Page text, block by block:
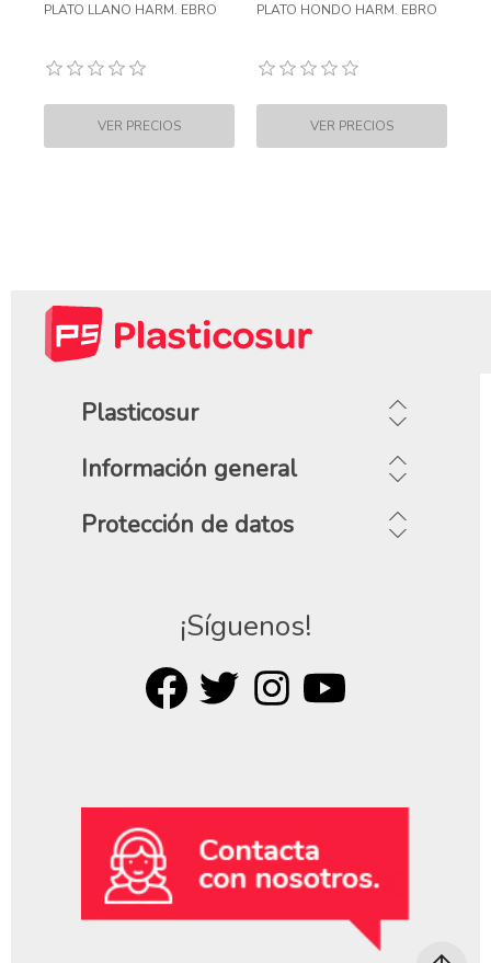
PLATO LLANO HARM. EBRO PLATO HONDO HARM. EBRO
Plasticosur
Información general
Protección de datos
¡Síguenos!